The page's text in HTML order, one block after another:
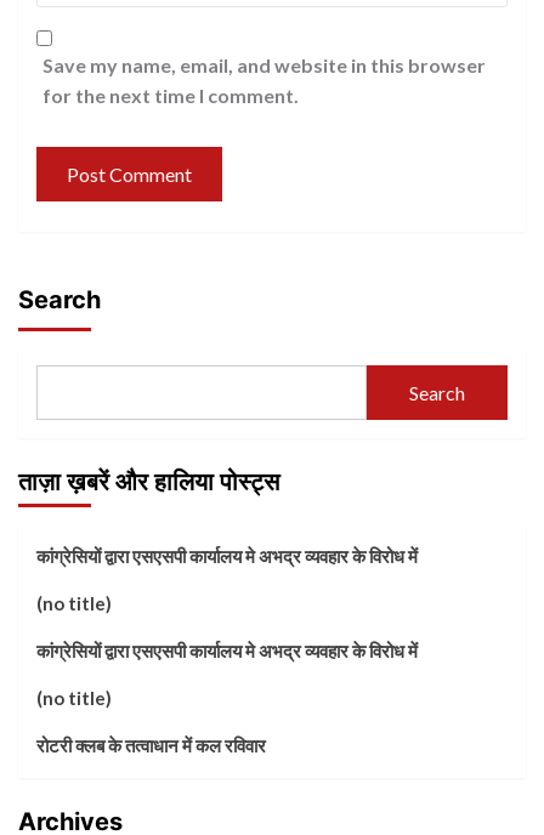
Save my name, email, and website in this browser
for the next time I comment.
Search
Search
ताज़ा ख़बरें और हालिया पोस्ट्स
कांग्रेसियों द्वारा एसएसपी कार्यालय मे अभद्र व्यवहार के विरोध में
(no title)
कांग्रेसियों द्वारा एसएसपी कार्यालय मे अभद्र व्यवहार के विरोध में
(no title)
रोटरी क्लब के तत्वाधान में कल रविवार
Archives